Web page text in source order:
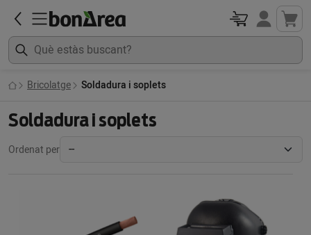
Bricolatge Soldadura i soplets
Soldadura i soplets
Ordenat per